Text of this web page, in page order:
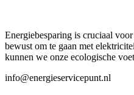
Energiebesparing is cruciaal
bewust om te gaan met
kunnen we onze ecologische
info@energieservicepunt.nl